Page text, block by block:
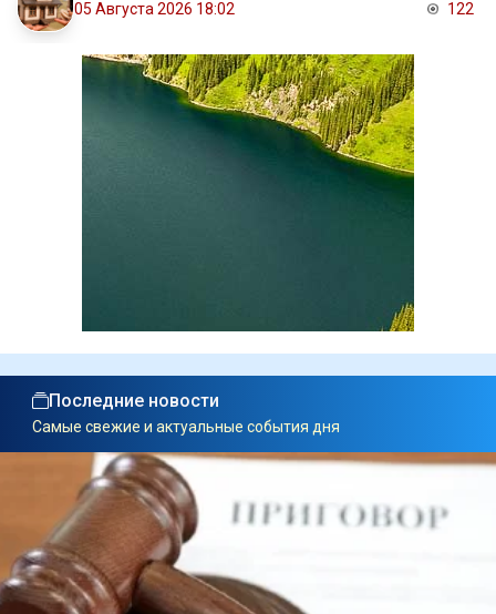
05 Августа 2026 18:02 122
Последние новости
Самые свежие и актуальные события дня